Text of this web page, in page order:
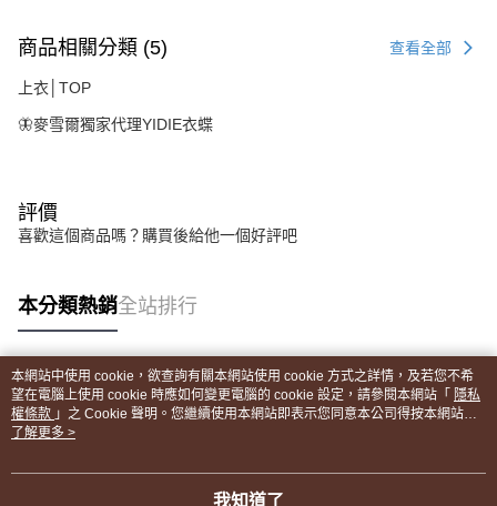
商品相關分類 (5) 查看全部
上衣│TOP
🦋麥雪爾獨家代理YIDIE衣蝶
評價
喜歡這個商品嗎？購買後給他一個好評吧
本分類熱銷全站排行
熱門標籤
本網站中使用 cookie，欲查詢有關本網站使用 cookie 方式之詳情，及若您不希
望在電腦上使用 cookie 時應如何變更電腦的 cookie 設定，請參閱本網站「 隱私
權條款 」之 Cookie 聲明。您繼續使用本網站即表示您同意本公司得按本網站使
用條款之 Cookie 聲明使用 cookie。
了解更多 >
我知道了